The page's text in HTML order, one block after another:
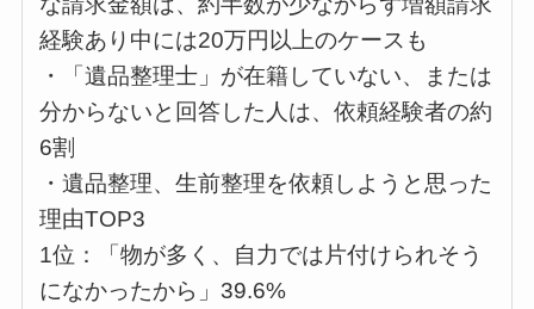
経験あり中には20万円以上のケースも
・「遺品整理士」が在籍していない、または
分からないと回答した人は、依頼経験者の約
6割
・遺品整理、生前整理を依頼しようと思った
理由TOP3
1位：「物が多く、自力では片付けられそう
になかったから」39.6%